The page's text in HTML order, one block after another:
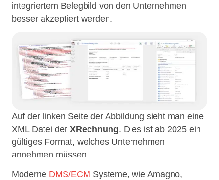
integriertem Belegbild von den Unternehmen
besser akzeptiert werden.
Auf der linken Seite der Abbildung sieht man eine
XML Datei der XRechnung. Dies ist ab 2025 ein
gültiges Format, welches Unternehmen
annehmen müssen.
Moderne DMS/ECM Systeme, wie Amagno,